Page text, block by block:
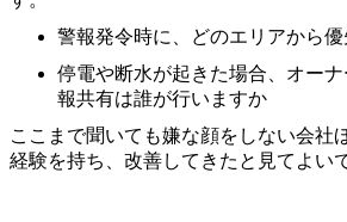
警報発令時に、どのエリアから
停電や断水が起きた場合、オー
報共有は誰が行いますか
ここまで聞いても嫌な顔をしない会社
経験を持ち、改善してきたと見てよい